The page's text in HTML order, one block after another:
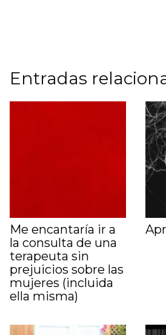
Entradas
Me encantaría ir a
la consulta de una
terapeuta sin
prejuicios sobre las
mujeres (incluida
ella misma)